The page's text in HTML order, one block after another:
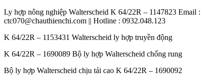
Ly hợp nông nghiệp Walterscheid K 64/22R – 1147823 Email :
ctc070@chauthienchi.com || Hotline : 0932.048.123
K 64/22R – 1153431 Walterscheid ly hợp truyền động
K 64/22R – 1690089 Bộ ly hợp Walterscheid chống rung
Bộ ly hợp Walterscheid chịu tải cao K 64/22R – 1690092